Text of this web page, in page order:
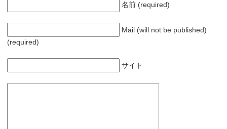
名前 (required)
Mail (will not be published)
(required)
サイト